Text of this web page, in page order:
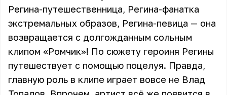
Регина-путешественница, Регина-фанатка
экстремальных образов, Регина-певица — она
возвращается с долгожданным сольным
клипом «Ромчик»! По сюжету героиня Регины
путешествует с помощью поцелуя. Правда,
главную роль в клипе играет вовсе не Влад